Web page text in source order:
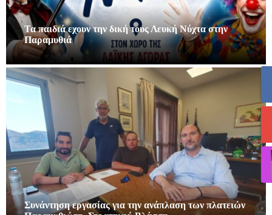
Τα παιδιά εχουν την δική τους Λευκή Νύχτα στην
Παραμυθιά
Συνάντηση εργασίας για την ανάπλαση των πλατειών